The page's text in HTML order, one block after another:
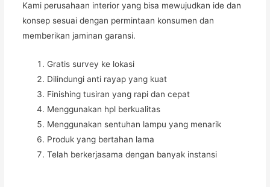
Kami perusahaan interior yang bisa mewujudkan ide dan
konsep sesuai dengan permintaan konsumen dan
memberikan jaminan garansi.
Gratis survey ke lokasi
Dilindungi anti rayap yang kuat
Finishing tusiran yang rapi dan cepat
Menggunakan hpl berkualitas
Menggunakan sentuhan lampu yang menarik
Produk yang bertahan lama
Telah berkerjasama dengan banyak instansi